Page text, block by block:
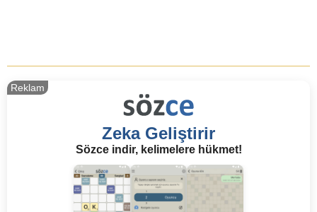
Zeka Geliştirir
Sözce indir, kelimelere hükmet!
Reklam